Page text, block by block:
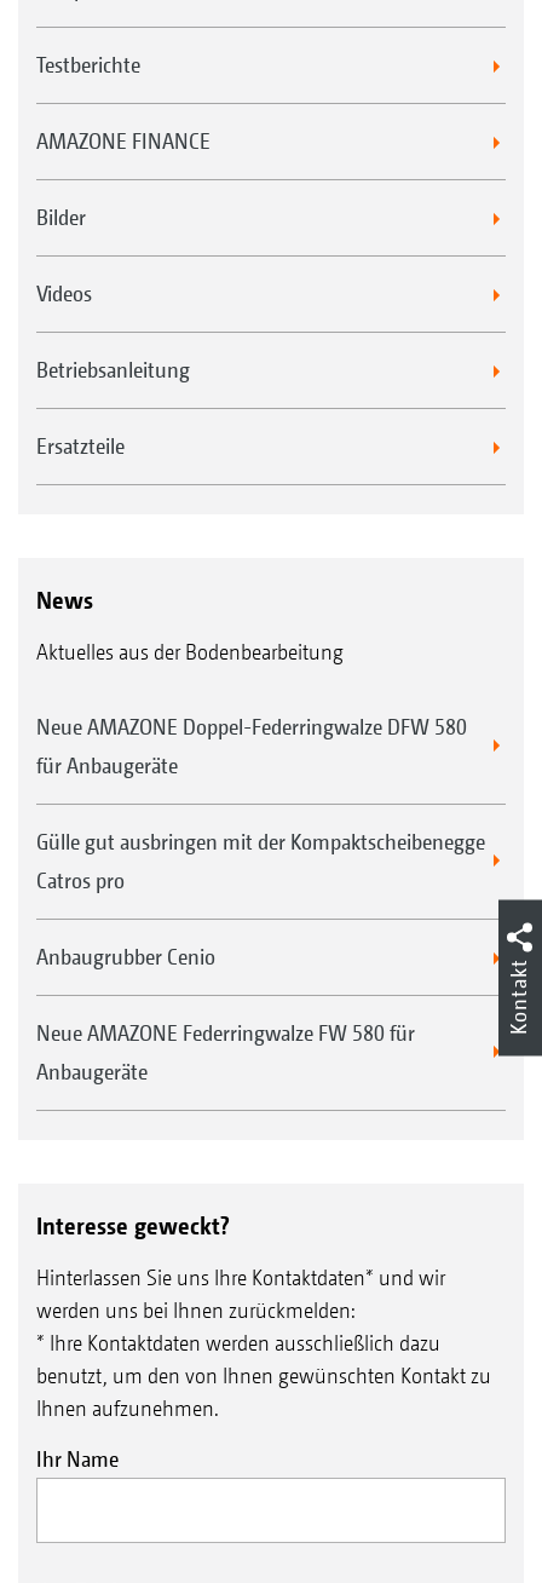
Testberichte
AMAZONE FINANCE
Bilder
Videos
Betriebsanleitung
Ersatzteile
News
Aktuelles aus der Bodenbearbeitung
Neue AMAZONE Doppel-Federringwalze DFW 580
für Anbaugeräte
Gülle gut ausbringen mit der Kompaktscheibenegge
Catros pro
Anbaugrubber Cenio
Neue AMAZONE Federringwalze FW 580 für
Anbaugeräte
Interesse geweckt?
Hinterlassen Sie uns Ihre Kontaktdaten* und wir
werden uns bei Ihnen zurückmelden:
* Ihre Kontaktdaten werden ausschließlich dazu
benutzt, um den von Ihnen gewünschten Kontakt zu
Ihnen aufzunehmen.
Ihr Name
Kontakt